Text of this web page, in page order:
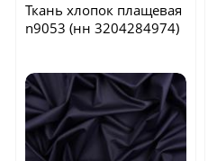
Ткань хлопок плащевая
n9053 (нн 3204284974)